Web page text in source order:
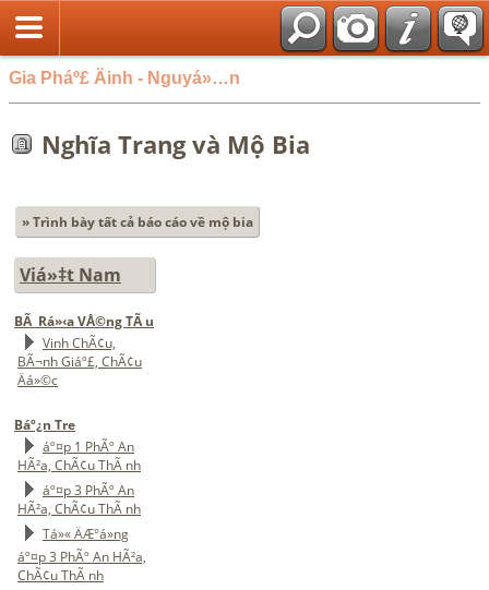
Gia Pháº£ Äinh - Nguyá»…n
Nghĩa Trang và Mộ Bia
» Trình bày tất cả báo cáo về mộ bia
Viá»‡t Nam
BÃ Rá»‹a VÅ©ng TÃ u
Vinh ChÃ¢u,
BÃ¬nh Giáº£, ChÃ¢u
Äá»©c
Báº¿n Tre
áº¤p 1 PhÃº An
HÃ²a, ChÃ¢u ThÃ nh
áº¤p 3 PhÃº An
HÃ²a, ChÃ¢u ThÃ nh
Tá»« ÄÆ°á»ng
áº¤p 3 PhÃº An HÃ²a,
ChÃ¢u ThÃ nh